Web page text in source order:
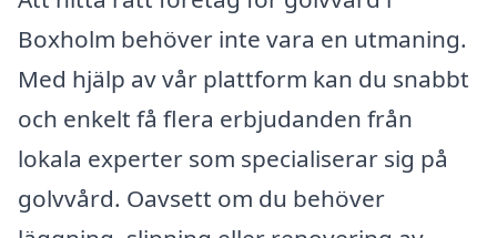
Boxholm behöver inte vara en utmaning.
Med hjälp av vår plattform kan du snabbt
och enkelt få flera erbjudanden från
lokala experter som specialiserar sig på
golvvård. Oavsett om du behöver